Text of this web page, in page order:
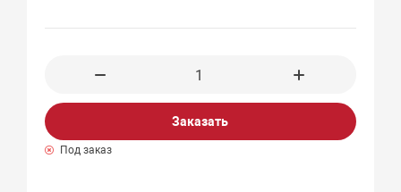
Заказать
Под заказ